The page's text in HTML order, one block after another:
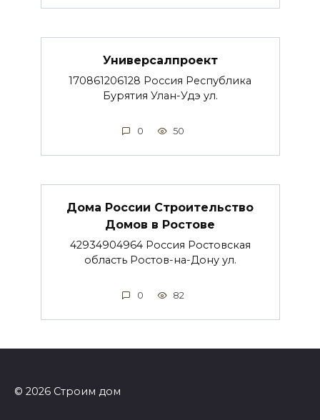
Универсалпроект
170861206128 Россия Республика
Бурятия Улан-Удэ ул.
0 50
Дома России Строительство
Домов в Ростове
42934904964 Россия Ростовская
область Ростов-на-Дону ул.
0 82
© 2026 Строим дом